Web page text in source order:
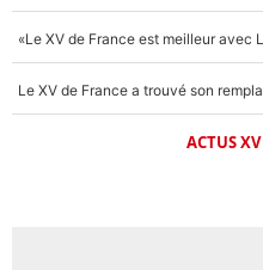
ACTUS